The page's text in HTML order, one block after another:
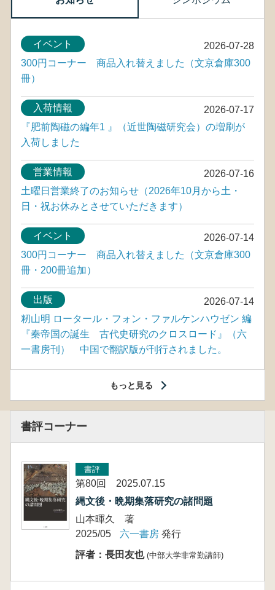
2026-07-28
イベント
300円コーナー 商品入れ替えました（文京倉庫300
冊）
2026-07-17
入荷情報
『肥前陶磁の編年1 』（近世陶磁研究会）の増刷が
入荷しました
2026-07-16
営業情報
土曜日営業終了のお知らせ（2026年10月から土・
日・祝お休みとさせていただきます）
2026-07-14
イベント
300円コーナー 商品入れ替えました（文京倉庫300
冊・200冊追加）
2026-07-14
出版
籾山明 ロータール・フォン・ファルケンハウゼン 編
『秦帝国の誕生 古代史研究のクロスロード』（六
一書房刊） 中国で翻訳版が刊行されました。
もっと見る
書評コーナー
書評
第80回 2025.07.15
縄文後・晩期集落研究の諸問題
山本暉久 著
2025/05
六一書房 発行
評者：長田友也 (中部大学非常勤講師)